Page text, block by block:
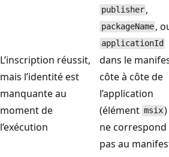
L’inscription réussit,
mais l’identité est
manquante au
moment de
l’exécution
publisher ,
packageName ,
applicationId
dans le
côte à côte de
l’application
(élément msix)
ne correspond
pas au